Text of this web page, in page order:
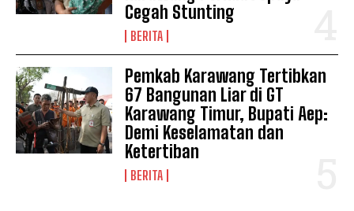
Cegah Stunting
BERITA
Pemkab Karawang Tertibkan
67 Bangunan Liar di GT
Karawang Timur, Bupati Aep:
Demi Keselamatan dan
Ketertiban
BERITA